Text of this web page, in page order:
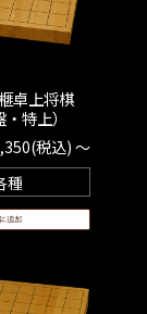
卓上将棋
特上）
(税込) ～
種